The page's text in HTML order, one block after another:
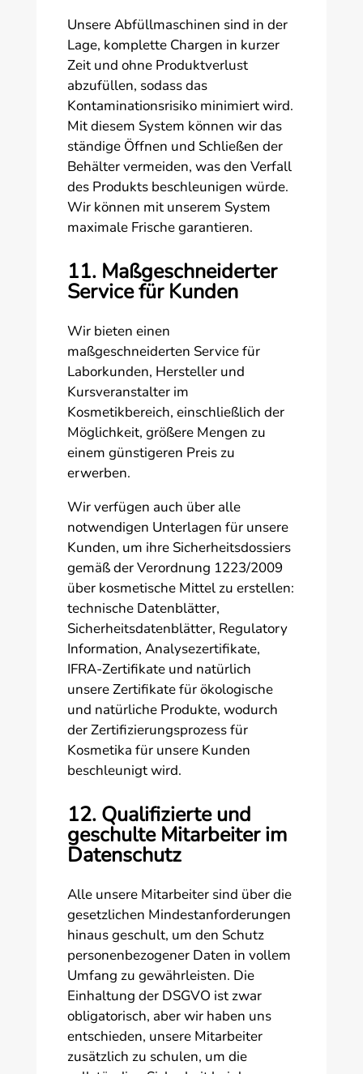
Unsere Abfüllmaschinen sind in der
Lage, komplette Chargen in kurzer
Zeit und ohne Produktverlust
abzufüllen, sodass das
Kontaminationsrisiko minimiert wird.
Mit diesem System können wir das
ständige Öffnen und Schließen der
Behälter vermeiden, was den Verfall
des Produkts beschleunigen würde.
Wir können mit unserem System
maximale Frische garantieren.
11. Maßgeschneiderter
Service für Kunden
Wir bieten einen
maßgeschneiderten Service für
Laborkunden, Hersteller und
Kursveranstalter im
Kosmetikbereich, einschließlich der
Möglichkeit, größere Mengen zu
einem günstigeren Preis zu
erwerben.
Wir verfügen auch über alle
notwendigen Unterlagen für unsere
Kunden, um ihre Sicherheitsdossiers
gemäß der Verordnung 1223/2009
über kosmetische Mittel zu erstellen:
technische Datenblätter,
Sicherheitsdatenblätter, Regulatory
Information, Analysezertifikate,
IFRA-Zertifikate und natürlich
unsere Zertifikate für ökologische
und natürliche Produkte, wodurch
der Zertifizierungsprozess für
Kosmetika für unsere Kunden
beschleunigt wird.
12. Qualifizierte und
geschulte Mitarbeiter im
Datenschutz
Alle unsere Mitarbeiter sind über die
gesetzlichen Mindestanforderungen
hinaus geschult, um den Schutz
personenbezogener Daten in vollem
Umfang zu gewährleisten. Die
Einhaltung der DSGVO ist zwar
obligatorisch, aber wir haben uns
entschieden, unsere Mitarbeiter
zusätzlich zu schulen, um die